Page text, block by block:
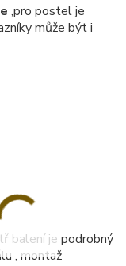
,pro postel je
může být i
balení je podrobný
, montaž